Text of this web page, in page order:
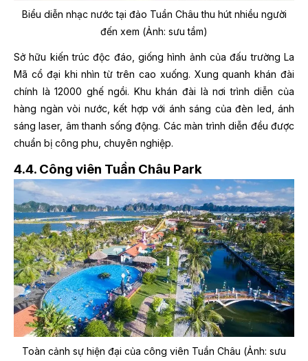
Biểu diễn nhạc nước tại đảo Tuần Châu thu hút nhiều người
đến xem (Ảnh: sưu tầm)
Sở hữu kiến trúc độc đáo, giống hình ảnh của đấu trường La
Mã cổ đại khi nhìn từ trên cao xuống. Xung quanh khán đài
chính là 12000 ghế ngồi. Khu khán đài là nơi trình diễn của
hàng ngàn vòi nước, kết hợp với ánh sáng của đèn led, ánh
sáng laser, âm thanh sống động. Các màn trình diễn đều được
chuẩn bị công phu, chuyên nghiệp.
4.4. Công viên Tuần Châu Park
Toàn cảnh sự hiện đại của công viên Tuần Châu (Ảnh: sưu